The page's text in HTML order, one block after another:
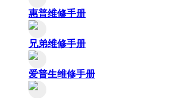
惠普维修手册
兄弟维修手册
爱普生维修手册